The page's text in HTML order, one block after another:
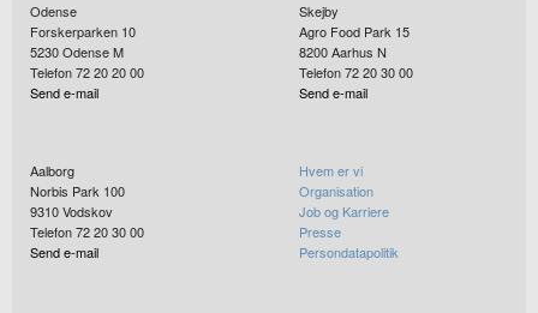
Odense
Forskerparken 10
5230Odense M
Telefon 72 20 20 00
Send e-mail
Skejby
Agro Food Park 15
8200Aarhus N
Telefon 72 20 30 00
Send e-mail
Aalborg
Norbis Park 100
9310Vodskov
Telefon 72 20 30 00
Send e-mail
Hvem er vi
Organisation
Job og Karriere
Presse
Persondatapolitik